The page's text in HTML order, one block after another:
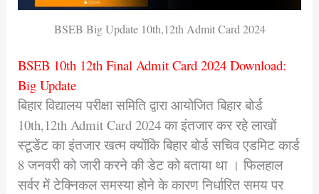
BSEB Big Update 10th,12th Admit Card 2024
BSEB 10th 12th Final Admit Card 2024 Download:
Big Update
बिहार विद्यालय परीक्षा समिति द्वारा आयोजित बिहार बोर्ड
10th,12th Admit Card 2024 का इंतजार कर रहे लाखों
स्टूडेंट का इंतजार खत्म क्योंकि बिहार बोर्ड सचिव एडमिट कार्ड
8 जनवरी को जारी करने की डेट को बताया था । फिलहाल
सर्वर में टेक्निकल समस्या होने के कारण निर्धारित समय पर